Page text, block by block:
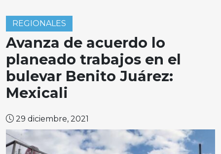
REGIONALES
Avanza de acuerdo lo
planeado trabajos en el
bulevar Benito Juárez:
Mexicali
29 diciembre, 2021